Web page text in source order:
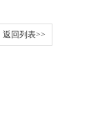
返回列表>>